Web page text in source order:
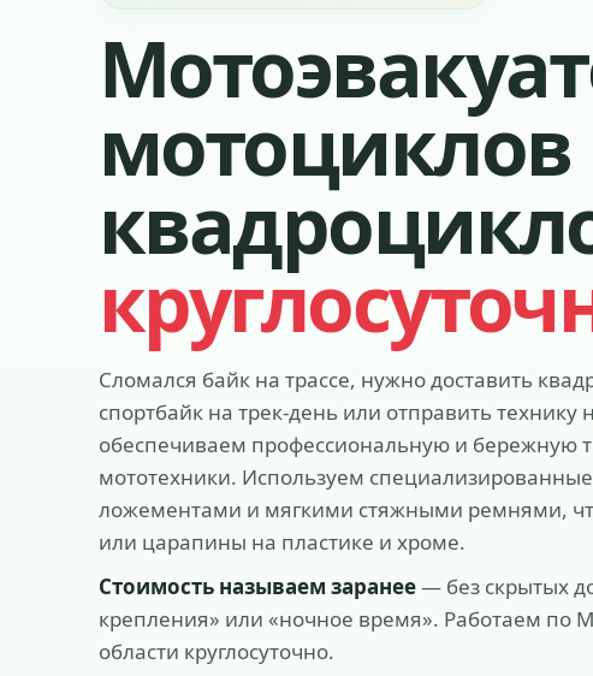
мотоциклов
Сломался байк на трассе, нужно доставить
спортбайк на трек-день или отправить
обеспечиваем профессиональную и бережную
мототехники. Используем
ложементами и мягкими стяжными ремнями,
или царапины на пластике и хроме.
Стоимость называем заранее— без скрытых
крепления» или «ночное время». Работаем по
области круглосуточно.